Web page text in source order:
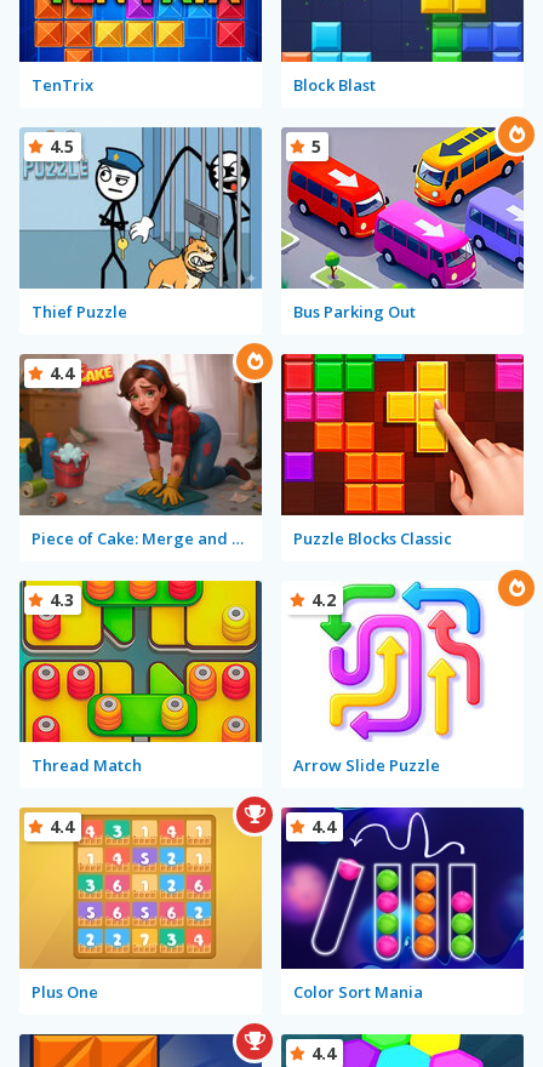
TenTrix Block Blast
Thief Puzzle
4.5
Bus Parking Out
5
Piece of Cake: Merge and Bake
4.4
Puzzle Blocks Classic
Thread Match
4.3
Arrow Slide Puzzle
4.2
Plus One
4.4
Color Sort Mania
4.4
4.4